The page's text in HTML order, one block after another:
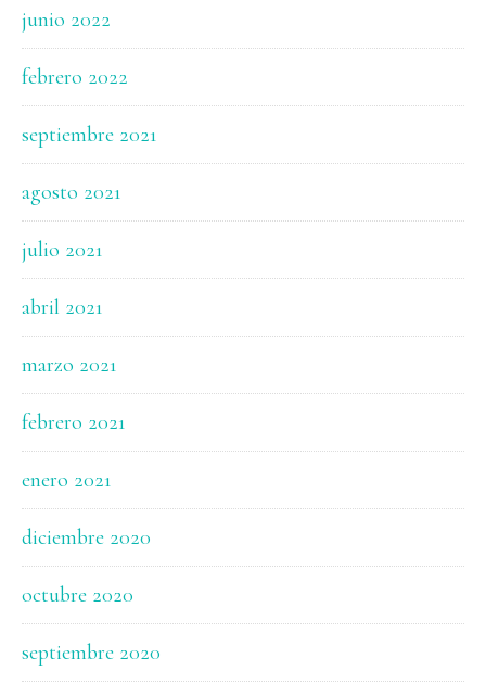
junio 2022
febrero 2022
septiembre 2021
agosto 2021
julio 2021
abril 2021
marzo 2021
febrero 2021
enero 2021
diciembre 2020
octubre 2020
septiembre 2020